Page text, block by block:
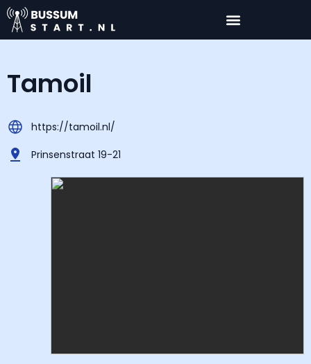
Tamoil
https://tamoil.nl/
Prinsenstraat 19-21